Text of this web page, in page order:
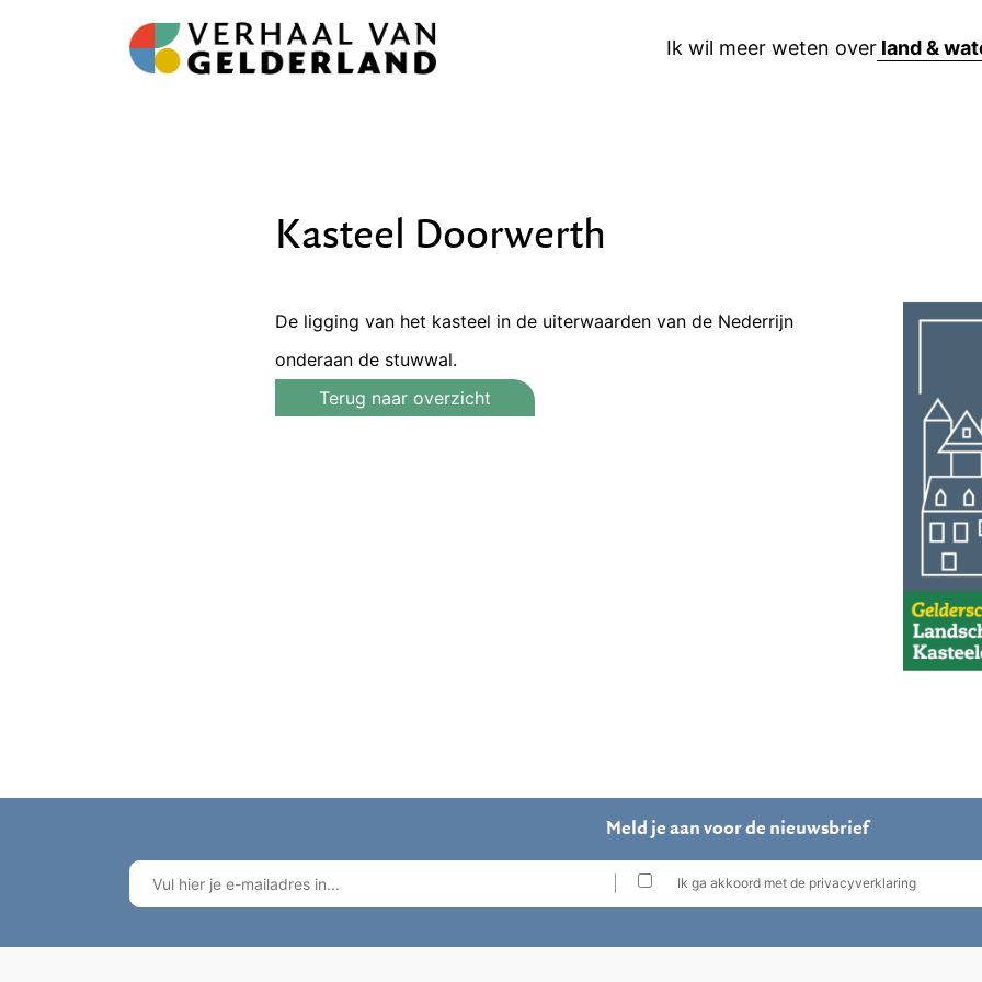
Ik wil meer weten over
Kasteel Doorwerth
De ligging van het kasteel in de uiterwaarden van de Nederrijn
onderaan de stuwwal.
Terug naar overzicht
Meld je aan voor de nieuwsbrief
Ik ga akkoord met de privacyverklaring